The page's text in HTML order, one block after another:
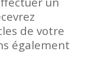
de votre
également